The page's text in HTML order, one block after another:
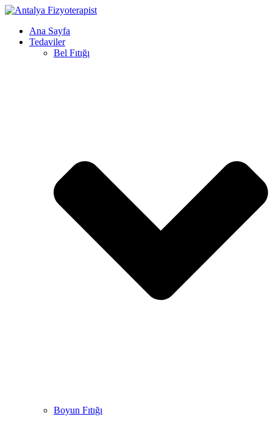
Ana Sayfa
Tedaviler
Bel Fıtığı
Boyun Fıtığı